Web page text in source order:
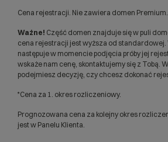
Cena rejestracji. Nie zawiera domen Premium.
Ważne! Część domen znajduje się w puli
cena rejestracji jest wyższa od
następuje w momencie podjęcia próby jej
wskaże nam cenę, skontaktujemy się z Tobą.
podejmiesz decyzję, czy chcesz dokonać
*Cena za 1. okres rozliczeniowy.
Prognozowana cena za kolejny okres
jest w Panelu Klienta.